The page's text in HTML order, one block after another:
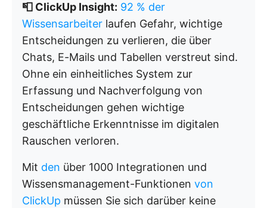
📮 ClickUp Insight: 92 % der
Wissensarbeiter laufen Gefahr, wichtige
Entscheidungen zu verlieren, die über
Chats, E-Mails und Tabellen verstreut sind.
Ohne ein einheitliches System zur
Erfassung und Nachverfolgung von
Entscheidungen gehen wichtige
geschäftliche Erkenntnisse im digitalen
Rauschen verloren.
Mit den über 1000 Integrationen und
Wissensmanagement-Funktionen von
ClickUp müssen Sie sich darüber keine